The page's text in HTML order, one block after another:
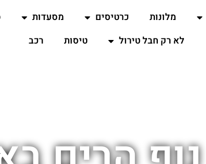
מלונות כרטיסים מסעדות
לא רק חבל טירול
טיסות רכב